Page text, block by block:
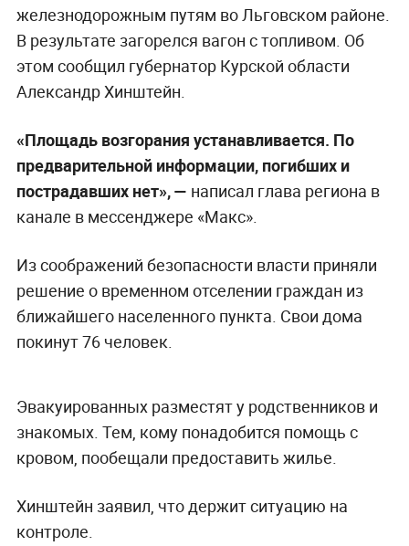
железнодорожным путям во Льговском районе.
В результате загорелся вагон с топливом. Об
этом сообщил губернатор Курской области
Александр Хинштейн.
«Площадь возгорания устанавливается. По
предварительной информации, погибших и
пострадавших нет», — написал глава региона в
канале в мессенджере «Макс».
Из соображений безопасности власти приняли
решение о временном отселении граждан из
ближайшего населенного пункта. Свои дома
покинут 76 человек.
Эвакуированных разместят у родственников и
знакомых. Тем, кому понадобится помощь с
кровом, пообещали предоставить жилье.
Хинштейн заявил, что держит ситуацию на
контроле.